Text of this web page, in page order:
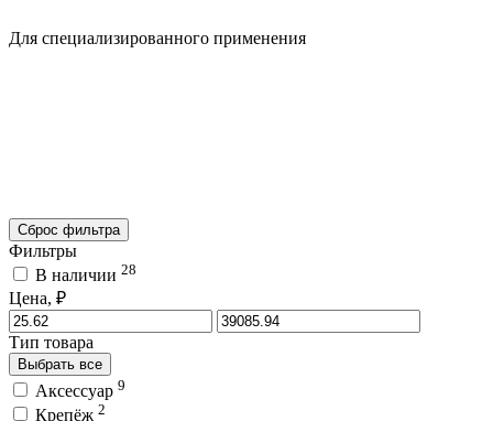
Для специализированного применения
Сброс фильтра
Фильтры
В наличии 28
Цена, ₽
Тип товара
Выбрать все
Аксессуар 9
Крепёж 2